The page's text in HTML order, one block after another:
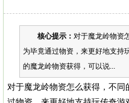
核心提示： 对于魔龙岭物资
为毕竟通过物资，来更好地支持
的魔龙岭物资获得，可以说...
对于魔龙岭物资怎么获得，不同